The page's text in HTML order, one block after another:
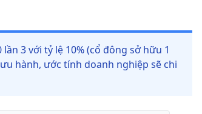
3 với tỷ lệ 10% (cổ đông sở hữu 1
hành, ước tính doanh nghiệp sẽ chi